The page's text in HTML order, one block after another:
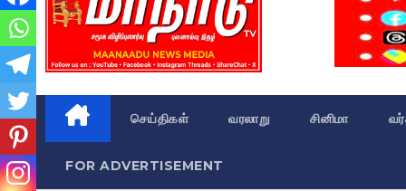
செய்திகள் வரலாறு சினிமா
FOR ADVERTISEMENT